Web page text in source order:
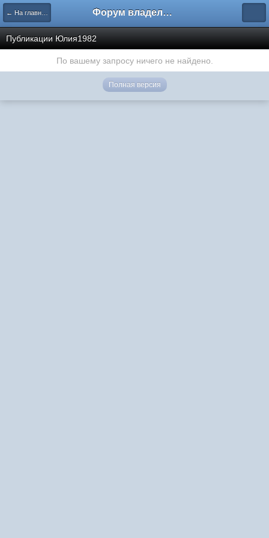
← На главную Форум владельцев интернет-магазинов
Публикации Юлия1982
По вашему запросу ничего не найдено.
Полная версия